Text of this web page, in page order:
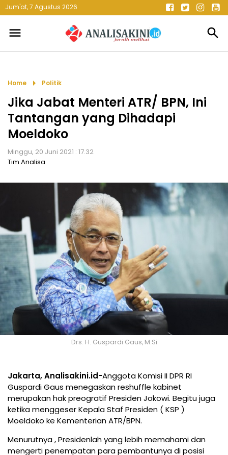
Jum'at, 7 Agustus 2026
menu search
Home arrow_right Politik
Jika Jabat Menteri ATR/ BPN, Ini
Tantangan yang Dihadapi
Moeldoko
Minggu, 20 Juni 2021 : 17.32
Tim Analisa
Drs. H. Guspardi Gaus, M.Si
Jakarta, Analisakini.id-Anggota Komisi II DPR RI
Guspardi Gaus menegaskan reshuffle kabinet
merupakan hak preogratif Presiden Jokowi. Begitu juga
ketika menggeser Kepala Staf Presiden ( KSP )
Moeldoko ke Kementerian ATR/BPN.
Menurutnya , Presidenlah yang lebih memahami dan
mengerti penempatan para pembantunya di posisi